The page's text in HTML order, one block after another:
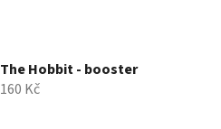
The Hobbit - booster
160 Kč